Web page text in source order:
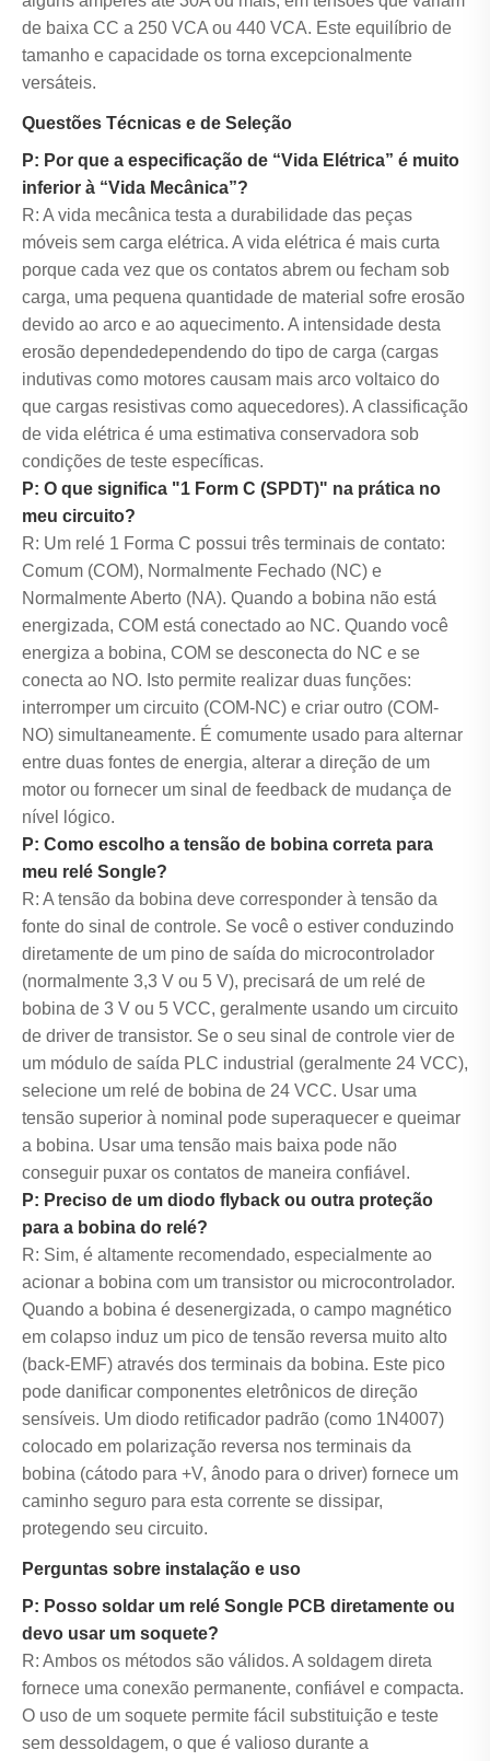
de baixa CC a 250 VCA ou 440 VCA. Este equilíbrio de
tamanho e capacidade os torna excepcionalmente
versáteis.
Questões Técnicas e de Seleção
P: Por que a especificação de “Vida Elétrica” é muito
inferior à “Vida Mecânica”?
R: A vida mecânica testa a durabilidade das peças
móveis sem carga elétrica. A vida elétrica é mais curta
porque cada vez que os contatos abrem ou fecham sob
carga, uma pequena quantidade de material sofre erosão
devido ao arco e ao aquecimento. A intensidade desta
erosão dependedependendo do tipo de carga (cargas
indutivas como motores causam mais arco voltaico do
que cargas resistivas como aquecedores). A classificação
de vida elétrica é uma estimativa conservadora sob
condições de teste específicas.
P: O que significa "1 Form C (SPDT)" na prática no
meu circuito?
R: Um relé 1 Forma C possui três terminais de contato:
Comum (COM), Normalmente Fechado (NC) e
Normalmente Aberto (NA). Quando a bobina não está
energizada, COM está conectado ao NC. Quando você
energiza a bobina, COM se desconecta do NC e se
conecta ao NO. Isto permite realizar duas funções:
interromper um circuito (COM-NC) e criar outro (COM-
NO) simultaneamente. É comumente usado para alternar
entre duas fontes de energia, alterar a direção de um
motor ou fornecer um sinal de feedback de mudança de
nível lógico.
P: Como escolho a tensão de bobina correta para
meu relé Songle?
R: A tensão da bobina deve corresponder à tensão da
fonte do sinal de controle. Se você o estiver conduzindo
diretamente de um pino de saída do microcontrolador
(normalmente 3,3 V ou 5 V), precisará de um relé de
bobina de 3 V ou 5 VCC, geralmente usando um circuito
de driver de transistor. Se o seu sinal de controle vier de
um módulo de saída PLC industrial (geralmente 24 VCC),
selecione um relé de bobina de 24 VCC. Usar uma
tensão superior à nominal pode superaquecer e queimar
a bobina. Usar uma tensão mais baixa pode não
conseguir puxar os contatos de maneira confiável.
P: Preciso de um diodo flyback ou outra proteção
para a bobina do relé?
R: Sim, é altamente recomendado, especialmente ao
acionar a bobina com um transistor ou microcontrolador.
Quando a bobina é desenergizada, o campo magnético
em colapso induz um pico de tensão reversa muito alto
(back-EMF) através dos terminais da bobina. Este pico
pode danificar componentes eletrônicos de direção
sensíveis. Um diodo retificador padrão (como 1N4007)
colocado em polarização reversa nos terminais da
bobina (cátodo para +V, ânodo para o driver) fornece um
caminho seguro para esta corrente se dissipar,
protegendo seu circuito.
Perguntas sobre instalação e uso
P: Posso soldar um relé Songle PCB diretamente ou
devo usar um soquete?
R: Ambos os métodos são válidos. A soldagem direta
fornece uma conexão permanente, confiável e compacta.
O uso de um soquete permite fácil substituição e teste
sem dessoldagem, o que é valioso durante a